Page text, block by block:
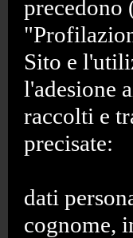
Sito e
l'adesione
raccolti e
precisate:
dati
cognome,